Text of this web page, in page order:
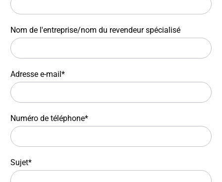
Nom de l'entreprise/nom du revendeur spécialisé
Adresse e-mail*
Numéro de téléphone*
Sujet*